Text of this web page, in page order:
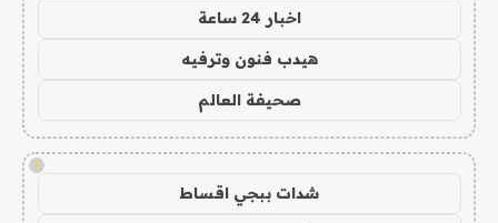
اخبار 24 ساعة
هيدب فنون وترفيه
صحيفة العالم
!
شدات ببجي اقساط